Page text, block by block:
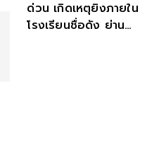
ด่วน เกิดเหตุยิงภายใน
โรงเรียนชื่อดัง ย่าน